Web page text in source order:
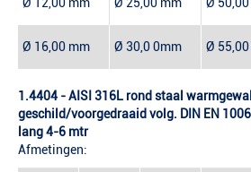
Ø 16,00 mm Ø 30,0 0mm Ø
1.4404 - AISI 316L rond staal
geschild/voorgedraaid volg. DIN EN
lang 4-6 mtr
Afmetingen: